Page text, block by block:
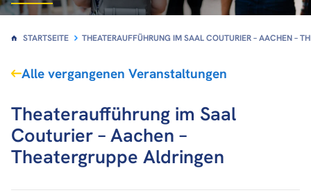
STARTSEITE THEATERAUFFÜHRUNG IM SAAL COUTURIER – AACHEN –
Alle vergangenen Veranstaltungen
Theateraufführung im Saal
Couturier – Aachen –
Theatergruppe Aldringen